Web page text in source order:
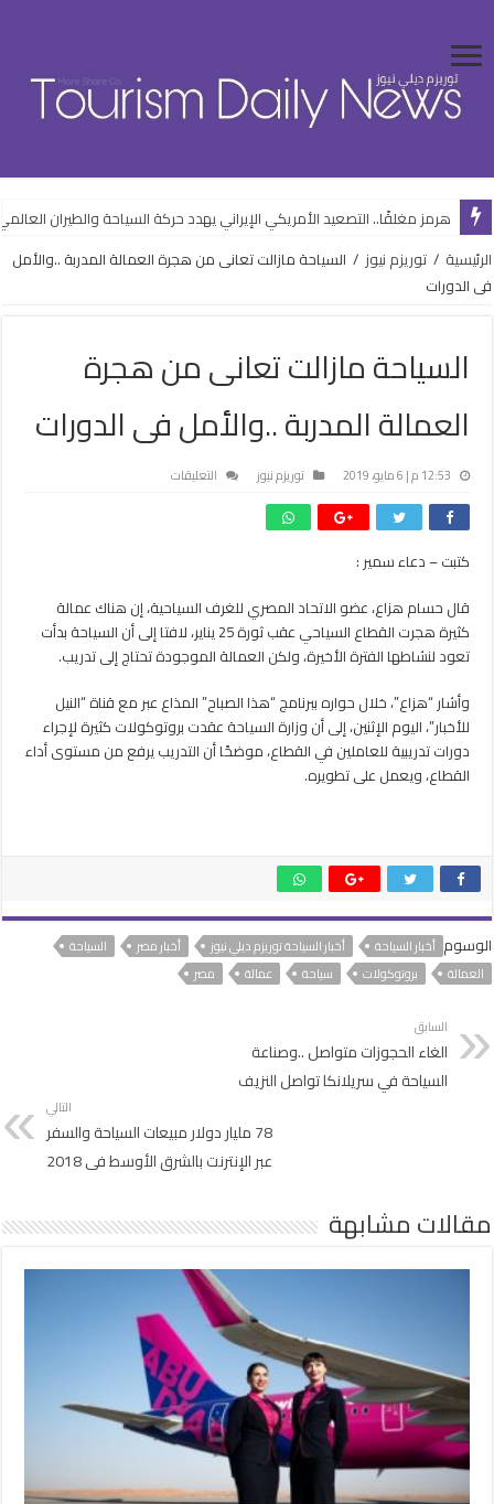
هرمز مغلقًا.. التصعيد الأمريكي الإيراني يهدد حركة السياحة والطيران
الرئيسية / توريزم نيوز / السياحة مازالت تعانى من هجرة العمالة المدربة ..والأمل
فى الدورات
السياحة مازالت تعانى من هجرة
العمالة المدربة ..والأمل فى الدورات
12:53 م | 6 مايو، 2019 توريزم نيوز التعليقات
العمالة
المدربة
..والأمل
مغلقة
كتبت – دعاء سمير :
قال حسام هزاع، عضو الاتحاد المصري للغرف السياحية، إن هناك عمالة
كثيرة هجرت القطاع السياحي عقب ثورة 25 يناير، لافتا إلى أن السياحة بدأت
تعود لنشاطها الفترة الأخيرة، ولكن العمالة الموجودة تحتاج إلى تدريب.
وأشار “هزاع”، خلال حواره ببرنامج “هذا الصباح” المذاع عبر مع قناة “النيل
للأخبار”، اليوم الإثنين، إلى أن وزارة السياحة عقدت بروتوكولات كثيرة لإجراء
دورات تدريبية للعاملين في القطاع، موضحًا أن التدريب يرفع من مستوى أداء
القطاع، ويعمل على تطويره.
الوسوم أخبار السياحة أخبار السياحة توريزم ديلي نيوز أخبار مصر
السياحة
العمالة
بروتوكولات سياحة عمالة مصر
السابق
الغاء الحجوزات متواصل ..وصناعة
السياحة في سريلانكا تواصل النزيف
التالي
78 مليار دولار مبيعات السياحة والسفر
عبر الإنترنت بالشرق الأوسط فى 2018
مقالات مشابهة